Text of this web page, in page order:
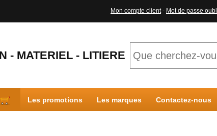
Mon compte client- Mot de passe
- MATERIEL - LITIERE
Les promotions Les marques Contactez-nous